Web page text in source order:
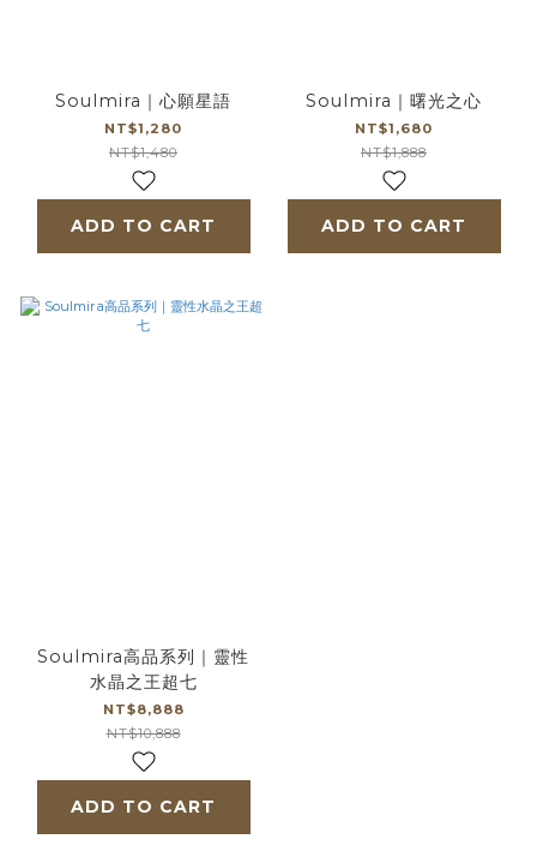
Soulmira｜心願星語
NT$1,280
NT$1,480
ADD TO CART
Soulmira｜曙光之心
NT$1,680
NT$1,888
ADD TO CART
Soulmira高品系列｜靈性
水晶之王超七
NT$8,888
NT$10,888
ADD TO CART